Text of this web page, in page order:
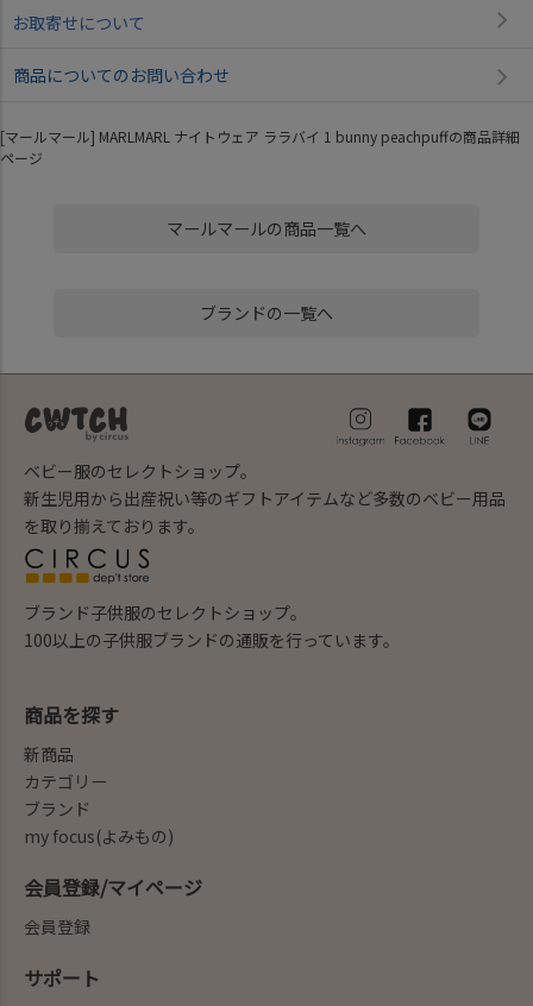
お取寄せについて
商品についてのお問い合わせ
[マールマール] MARLMARL ナイトウェア ララバイ 1 bunny peachpuffの商品詳細
ページ
マールマールの商品一覧へ
ブランドの一覧へ
ベビー服のセレクトショップ。
新生児用から出産祝い等のギフトアイテムなど多数のベビー用品
を取り揃えております。
ブランド子供服のセレクトショップ。
100以上の子供服ブランドの通販を行っています。
商品を探す
新商品
カテゴリー
ブランド
my focus(よみもの)
会員登録/マイページ
会員登録
サポート